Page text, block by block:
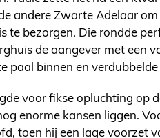
andere Zwarte Adelaar
te bezorgen. Die rondde
de aangever met een
paal binnen en verdubbelde
voor fikse opluchting op
enorme kansen liggen.
toen hij een lage voorzet